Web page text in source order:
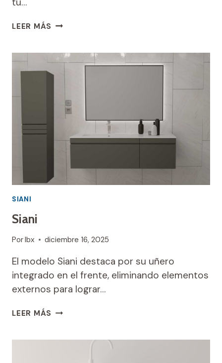
LEER MÁS RUT
SIANI
Siani
PorIbx diciembre 16, 2025
El modelo Siani destaca por su uñero
integrado en el frente, eliminando elementos
externos para lograr…
LEER MÁS SIANI